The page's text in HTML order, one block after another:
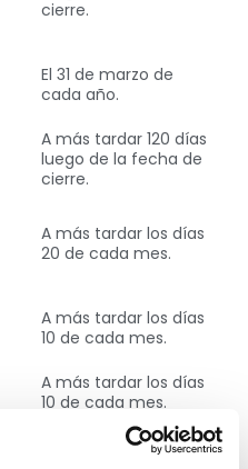
cierre.
El 31 de marzo de
cada año.
A más tardar 120 días
luego de la fecha de
cierre.
A más tardar los días
20 de cada mes.
A más tardar los días
10 de cada mes.
A más tardar los días
10 de cada mes.
A más tardar los días
20 de cada mes.